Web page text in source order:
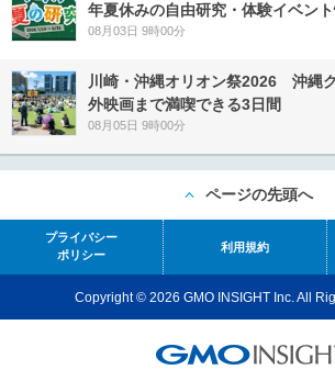
年夏休みの自由研究・体験イベン
08月03日 9時00分
川崎・沖縄オリオン祭2026 沖縄
外映画まで満喫できる3日間
08月05日 9時00分
ページの先頭へ
プライバシー
ポリシー
利用規約
Copyright © 2026 GMO INSIGHT Inc. All